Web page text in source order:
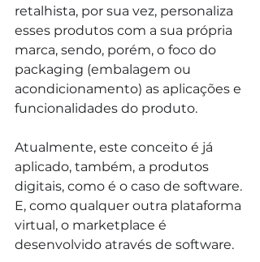
retalhista, por sua vez, personaliza
esses produtos com a sua própria
marca, sendo, porém, o foco do
packaging (embalagem ou
acondicionamento) as aplicações e
funcionalidades do produto.
Atualmente, este conceito é já
aplicado, também, a produtos
digitais, como é o caso de software.
E, como qualquer outra plataforma
virtual, o marketplace é
desenvolvido através de software.